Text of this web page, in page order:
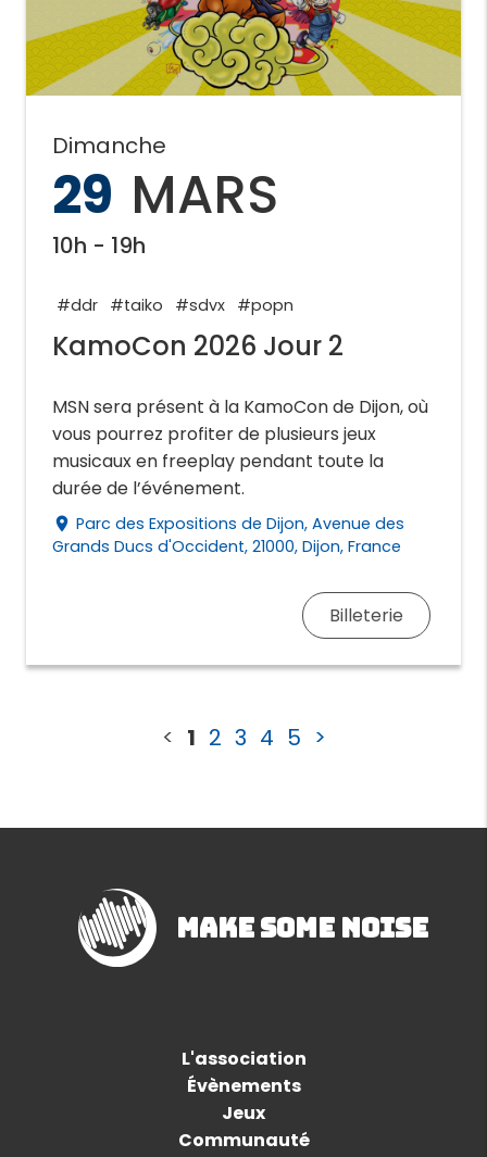
Dimanche
29 MARS
10h - 19h
#ddr #taiko #sdvx #popn
KamoCon 2026 Jour 2
MSN sera présent à la KamoCon de Dijon, où
vous pourrez profiter de plusieurs jeux
musicaux en freeplay pendant toute la
durée de l’événement.
place Parc des Expositions de Dijon, Avenue des
Grands Ducs d'Occident, 21000, Dijon, France
Billeterie
< 1 2 3 4 5 >
Make Some Noise
L'association
Évènements
Jeux
Communauté